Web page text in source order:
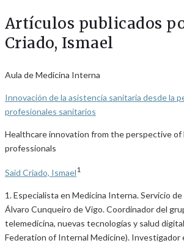
Artículos publicados
Criado, Ismael
Aula de Medicina Interna
Innovación de la asistencia sanitaria desde la
profesionales sanitarios
Healthcare innovation from the perspective of
professionals
Said Criado, Ismael1
1. Especialista en Medicina Interna. Servicio
Álvaro Cunqueiro de Vigo. Coordinador del
telemedicina, nuevas tecnologías y salud
Federation of Internal Medicine).